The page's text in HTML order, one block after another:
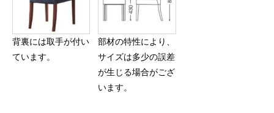
背裏には取手が付い
ています。
部材の特性により、
サイズは多少の誤差
が生じる場合がござ
います。